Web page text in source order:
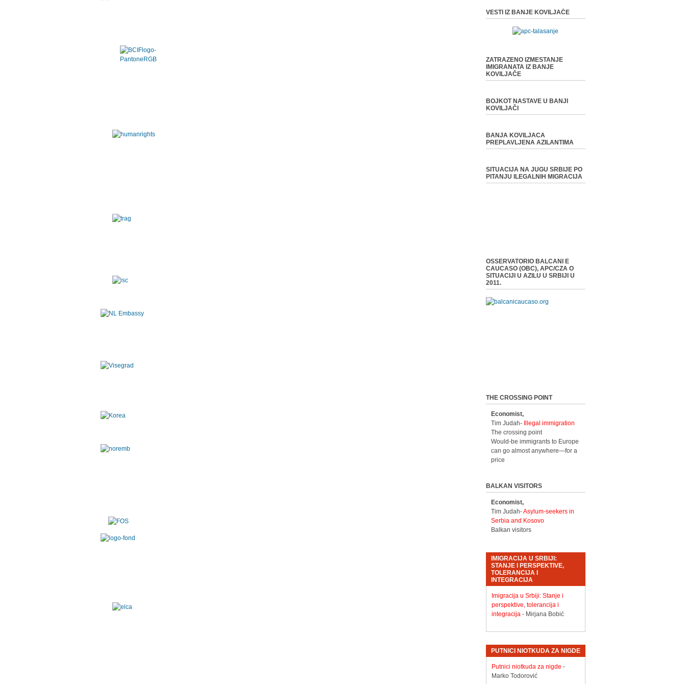
VESTI IZ BANJE KOVILJAČE
ZATRAZENO IZMESTANJE
IMIGRANATA IZ BANJE
KOVILJAČE
BOJKOT NASTAVE U BANJI
KOVILJAČI
BANJA KOVILJACA
PREPLAVLJENA AZILANTIMA
SITUACIJA NA JUGU SRBIJE PO
PITANJU ILEGALNIH MIGRACIJA
OSSERVATORIO BALCANI E
CAUCASO (OBC), APC/CZA O
SITUACIJI U AZILU U SRBIJI U
2011.
THE CROSSING POINT
Economist,
Tim Judah-
Illegal immigration
The crossing point
Would-be immigrants to Europe
can go almost anywhere—for a
price
BALKAN VISITORS
Economist,
Tim Judah-Asylum-seekers in
Serbia and Kosovo
Balkan visitors
IMIGRACIJA U SRBIJI:
STANJE I PERSPEKTIVE,
TOLERANCIJA I
INTEGRACIJA
Imigracija u Srbiji: Stanje i
perspektive, tolerancija i
integracija- Mirjana Bobić
PUTNICI NIOTKUDA ZA NIGDE
Putnici niotkuda za nigde -
Marko Todorović